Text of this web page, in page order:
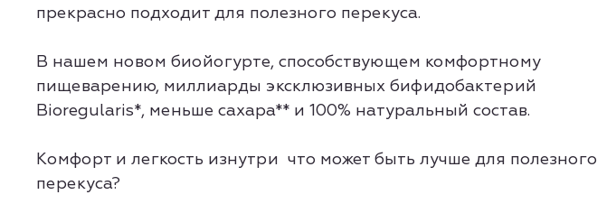
прекрасно подходит для полезного перекуса.
В нашем новом биойогурте, способствующем комфортному
пищеварению, миллиарды эксклюзивных бифидобактерий
Bioregularis*, меньше сахара** и 100% натуральный состав.
Комфорт и легкость изнутри что может быть лучше для полезного
перекуса?